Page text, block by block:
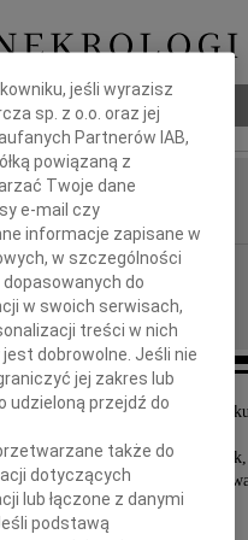
Świtalski
że 12 grudnia 2015
Mąż, Tata, Dziadek i Pradziadek,
spoczynku, nauczyciel,
jeśli wyrazisz
sp. z o.o. oraz jej
Partnerów IAB,
powiązaną z
Twoje dane
e-mail czy
informacje zapisane w
w szczególności
do
w swoich serwisach,
treści w nich
dobrowolne. Jeśli nie
jej zakres lub
udzieloną przejdź do
także do
dotyczących
lub łączone z danymi
podstawą